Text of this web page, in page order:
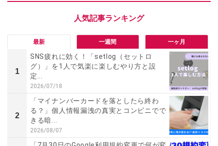
最新 一週間 一ヶ月
1
SNS疲れに効く！「setlog（セットロ
グ）」を1人で気楽に楽しむやり方と設
定...
2026/07/18
2
「マイナンバーカードを落としたら終わ
る？」個人情報漏洩の真実とコンビニでで
きる暗...
2026/08/07